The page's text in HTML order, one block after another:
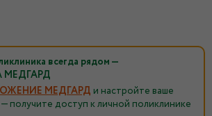
всегда рядом —
МЕДГАРД и настройте ваше
получите доступ к личной поликлинике